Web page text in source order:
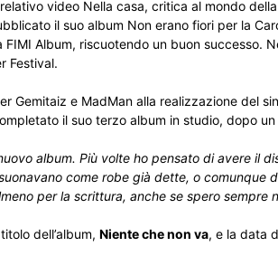
video Nella casa, critica al mondo
il suo album Non erano fiori per la
FIMI Album, riscuotendo un buon successo.
Festival.
Gemitaiz e MadMan alla realizzazione del
il suo terzo album in studio, dopo
album. Più volte ho pensato di avere il
come robe già dette, o comunque
per la scrittura, anche se spero sempre
dell’album, Niente che non va, e la data